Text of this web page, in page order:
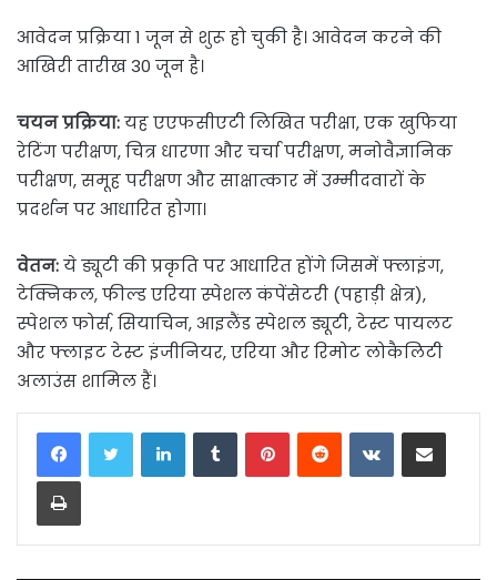
आवेदन प्रक्रिया 1 जून से शुरू हो चुकी है। आवेदन करने की
आखिरी तारीख 30 जून है।
चयन प्रक्रिया:यह एएफसीएटी लिखित परीक्षा, एक खुफिया
रेटिंग परीक्षण, चित्र धारणा और चर्चा परीक्षण, मनोवैज्ञानिक
परीक्षण, समूह परीक्षण और साक्षात्कार में उम्मीदवारों के
प्रदर्शन पर आधारित होगा।
वेतन:ये ड्यूटी की प्रकृति पर आधारित होंगे जिसमें फ्लाइंग,
टेक्निकल, फील्ड एरिया स्पेशल कंपेंसेटरी (पहाड़ी क्षेत्र),
स्पेशल फोर्स, सियाचिन, आइलैंड स्पेशल ड्यूटी, टेस्ट पायलट
और फ्लाइट टेस्ट इंजीनियर, एरिया और रिमोट लोकैलिटी
अलाउंस शामिल हैं।
LinkedInTumblrPinterestReddit VKontakteShare via Email
Print